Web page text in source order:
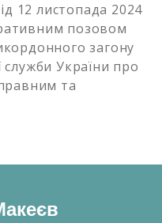
12 листопада 2024
позовом
загону
України про
та